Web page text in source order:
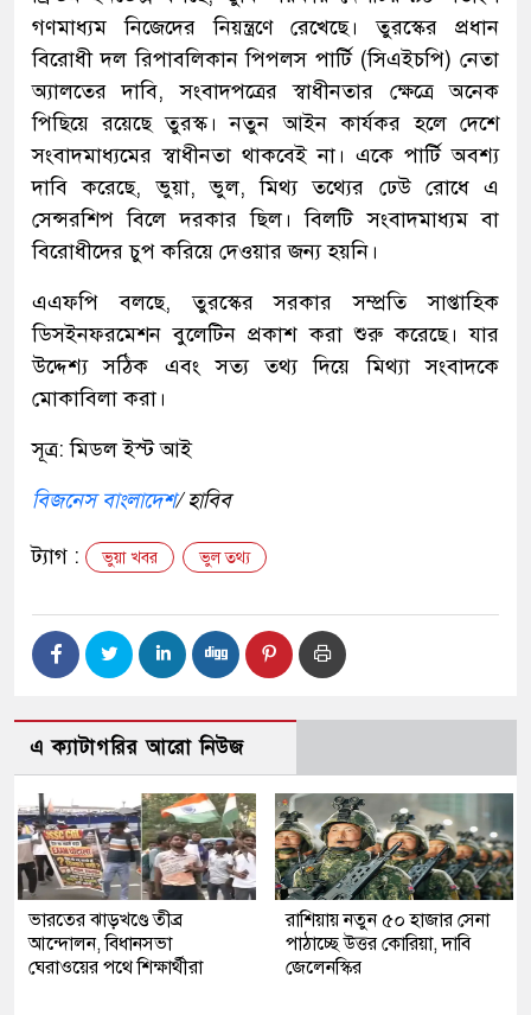
গণমাধ্যম নিজেদের নিয়ন্ত্রণে রেখেছে। তুরস্কের প্রধান
বিরোধী দল রিপাবলিকান পিপলস পার্টি (সিএইচপি) নেতা
অ্যালতের দাবি, সংবাদপত্রের স্বাধীনতার ক্ষেত্রে অনেক
পিছিয়ে রয়েছে তুরস্ক। নতুন আইন কার্যকর হলে দেশে
সংবাদমাধ্যমের স্বাধীনতা থাকবেই না। একে পার্টি অবশ্য
দাবি করেছে, ভুয়া, ভুল, মিথ্য তথ্যের ঢেউ রোধে এ
সেন্সরশিপ বিলে দরকার ছিল। বিলটি সংবাদমাধ্যম বা
বিরোধীদের চুপ করিয়ে দেওয়ার জন্য হয়নি।
এএফপি বলছে, তুরস্কের সরকার সম্প্রতি সাপ্তাহিক
ডিসইনফরমেশন বুলেটিন প্রকাশ করা শুরু করেছে। যার
উদ্দেশ্য সঠিক এবং সত্য তথ্য দিয়ে মিথ্যা সংবাদকে
মোকাবিলা করা।
সূত্র: মিডল ইস্ট আই
বিজনেস বাংলাদেশ/ হাবিব
ট্যাগ : ভুয়া খবর ভুল তথ্য
এ ক্যাটাগরির আরো নিউজ
ভারতের ঝাড়খণ্ডে তীব্র
আন্দোলন, বিধানসভা
ঘেরাওয়ের পথে শিক্ষার্থীরা
রাশিয়ায় নতুন ৫০ হাজার সেনা
পাঠাচ্ছে উত্তর কোরিয়া, দাবি
জেলেনস্কির